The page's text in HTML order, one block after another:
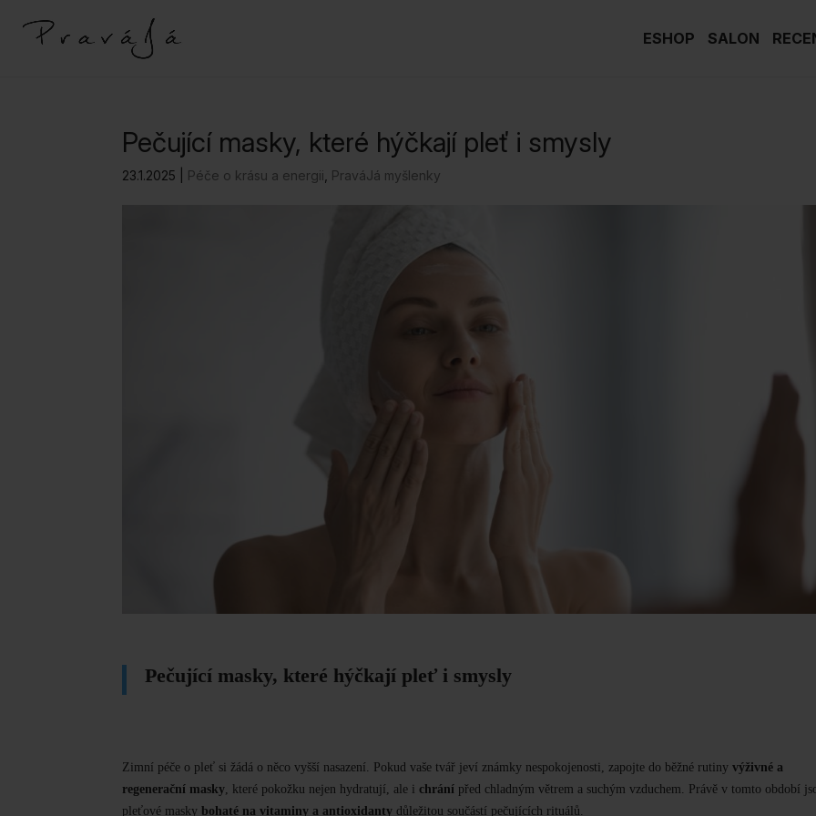
ESHOP SALON
Pečující masky, které hýčkají pleť i smysly
23.1.2025 Péče o krásu a energii PraváJá myšlenky
Pečující masky, které hýčkajípleť i smysly
Zimní péče o pleť si žádá o něco vyšší nasazení. Pokud vaše tvář jeví známky nespokojenosti, zapojte do běžné rutinyvýživné a
regenerační masky , které pokožku nejen hydratují, ale ichrání před chladným větrem a suchým vzduchem. Právě v tomto období
pleťové masky bohaté na vitaminy a antioxidanty důležitou součástí pečujících rituálů.